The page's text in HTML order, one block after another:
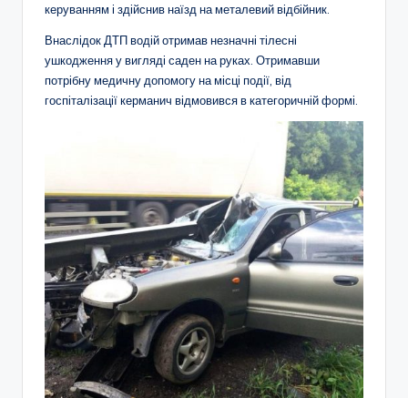
керуванням і здійснив наїзд на металевий відбійник.
Внаслідок ДТП водій отримав незначні тілесні
ушкодження у вигляді саден на руках. Отримавши
потрібну медичну допомогу на місці події, від
госпіталізації керманич відмовився в категоричній формі.